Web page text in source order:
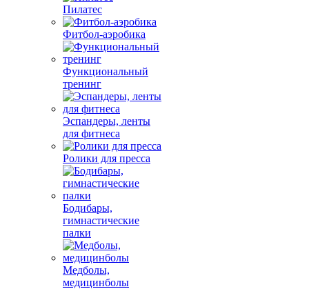
Пилатес
Фитбол-аэробика
Функциональный
тренинг
Эспандеры, ленты
для фитнеса
Ролики для пресса
Бодибары,
гимнастические
палки
Медболы,
медицинболы